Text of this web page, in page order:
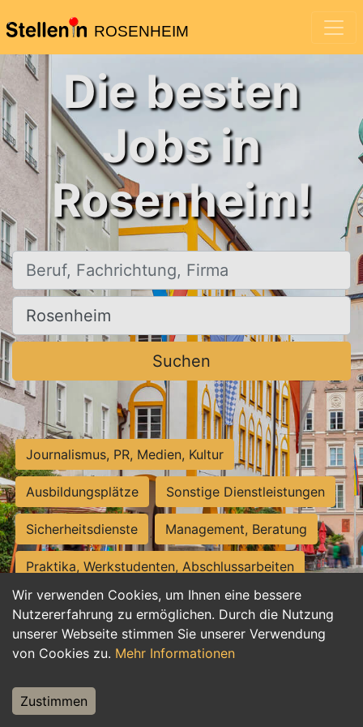
ROSENHEIM
Wir verwenden Cookies, um Ihnen eine bessere
Nutzererfahrung zu ermöglichen. Durch die Nutzung
unserer Webseite stimmen Sie unserer Verwendung
von Cookies zu. Mehr Informationen
Zustimmen
Die besten
Jobs in
Rosenheim!
Beruf, Fachrichtung, Firma
Ort, Stadt
Suchen
Journalismus, PR, Medien, Kultur
Ausbildungsplätze Sonstige Dienstleistungen
Sicherheitsdienste Management, Beratung
Praktika, Werkstudenten, Abschlussarbeiten
Personalwesen Assistenz, Sekretariat
Hilfskräfte, Aushilfs- und Nebenjobs
Weiterbildung, Studium, duale Ausbildung